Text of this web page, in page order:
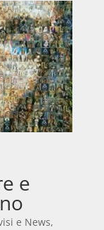
e
e News,